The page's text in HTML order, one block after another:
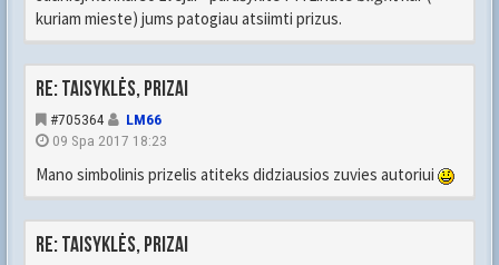
kuriam mieste) jums patogiau atsiimti prizus.
Re: Taisyklės, prizai
#705364
LM66
09 Spa 2017 18:23
Mano simbolinis prizelis atiteks didziausios zuvies autoriui
Re: Taisyklės, prizai